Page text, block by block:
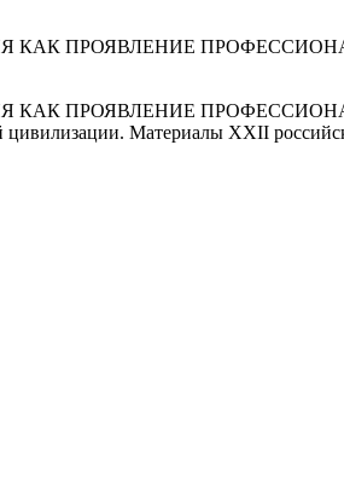
ПРОЯВЛЕНИЕ
ПРОЯВЛЕНИЕ
Материалы XXII